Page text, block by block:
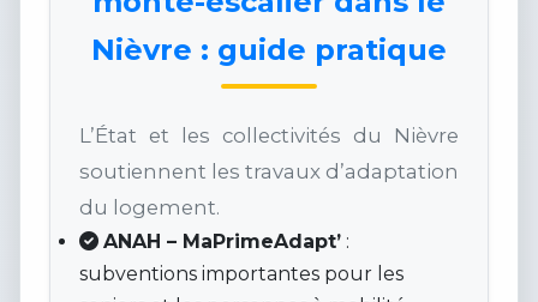
Nièvre : guide pratique
L’État et les collectivités du Nièvre
soutiennent les travaux d’adaptation
du logement.
ANAH – MaPrimeAdapt’ :
subventions importantes pour les